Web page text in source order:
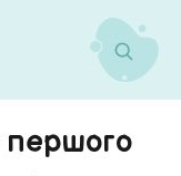
першого